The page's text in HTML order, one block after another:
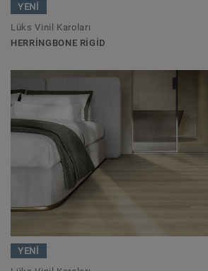
YENİ
Lüks Vinil Karoları
HERRINGBONE RIGID
YENİ